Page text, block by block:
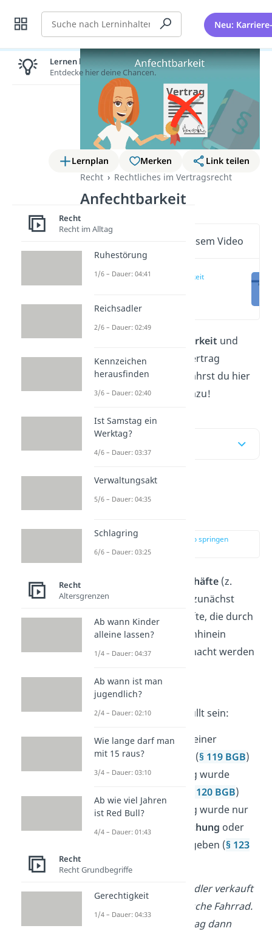
Suche Neu:
Lernplan Merken
Link teilen
Recht
Rechtliches im Vertragsrecht
Anfechtbarkeit
Wichtige Inhalte in diesem Video
Anfechtbarkeit
Was bedeutet Anfechtbarkeit und
wann kannst du einen Vertrag
anfechten? Das alles erfährst du hier
und in unserem
dazu!
Anfechtbarkeit
Definition
zur Stelle im Video springen
(00:14)
Anfechtbare Rechtsgeschäfte (z.
B.der Kaufvertrag
) sind zunächst
wirksame
Rechtsgeschäfte, die durch
eineAnfechtung
im Nachhinein
unwirksam(nichtig) gemacht werden
Dafür muss einer der
Anfechtungsgründe
erfüllt sein:
Es lag einIrrtum bei einer
Willenserklärung vor (§ 119 BGB)
Eine Willenserklärung wurde
§ 120 BGB)
Eine Willenserklärung wurde nur
aufgrund einer
Täuschung oder
abgegeben (§ 123
Beispiel
Ein Fahrradhändler verkauft
dir versehentlich das falsche Fahrrad.
Du kannst den Kaufvertrag dann
Lernen lohnt sich!
Entdecke hier deine Chancen.
Recht
Recht im Alltag
Ruhestörung
1/6 – Dauer: 04:41
Reichsadler
2/6 – Dauer: 02:49
Kennzeichen
herausfinden
3/6 – Dauer: 02:40
Ist Samstag ein
Werktag?
4/6 – Dauer: 03:37
Verwaltungsakt
5/6 – Dauer: 04:35
Schlagring
6/6 – Dauer: 03:25
Recht
Altersgrenzen
Ab wann Kinder
alleine lassen?
1/4 – Dauer: 04:37
Ab wann ist man
jugendlich?
2/4 – Dauer: 02:10
Wie lange darf man
mit 15 raus?
3/4 – Dauer: 03:10
Ab wie viel Jahren
ist Red Bull?
4/4 – Dauer: 01:43
Recht
Recht Grundbegriffe
Gerechtigkeit
1/4 – Dauer: 04:33